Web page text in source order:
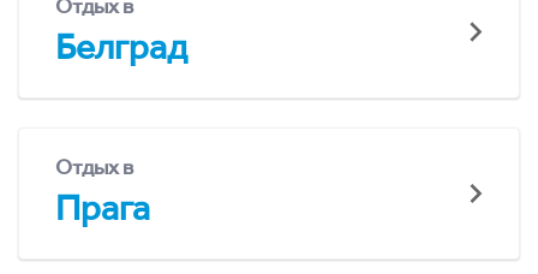
Отдых в
Белград
Отдых в
Прага